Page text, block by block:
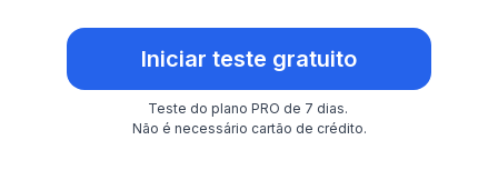
Iniciar teste gratuito
Teste do plano PRO de 7 dias.
Não é necessário cartão de crédito.